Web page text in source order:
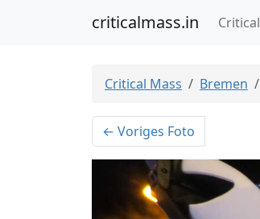
criticalmass.in
Critical Mass Bremen
← Voriges Foto